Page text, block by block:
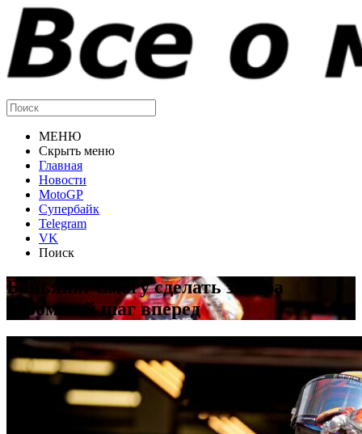
МЕНЮ
Скрыть меню
Главная
Новости
MotoGP
Супербайк
Telegram
VK
Поиск
Баньяйя: Смогу сделать завтра
огромный шаг вперед